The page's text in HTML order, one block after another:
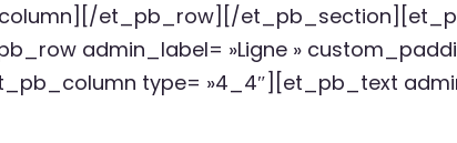
et_pb_row][/
admin_label= »Ligne »
type= »4_4″][et_pb_text